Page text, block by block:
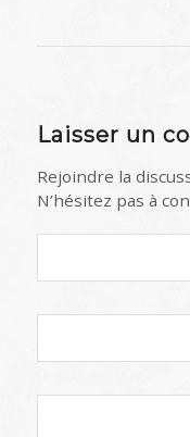
Laisser un
Rejoindre la
N’hésitez pas à